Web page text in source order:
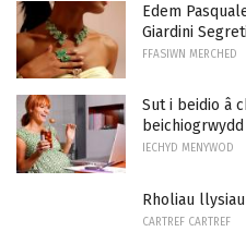
Edem
Giardini Segreti
FFASIWN MERCHED
Sut i beidio â
beichiogrwydd
IECHYD MENYWOD
Rholiau llysiau
CARTREF CARTREF